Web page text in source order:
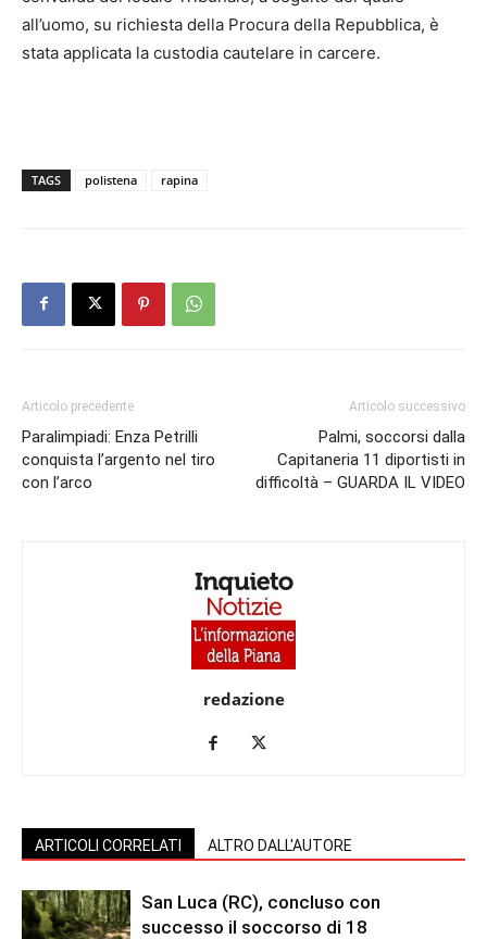
all’uomo, su richiesta della Procura della Repubblica, è
stata applicata la custodia cautelare in carcere.
TAGS polistena rapina
Articolo precedente
Paralimpiadi: Enza Petrilli
conquista l’argento nel tiro
con l’arco
Articolo successivo
Palmi, soccorsi dalla
Capitaneria 11 diportisti in
difficoltà – GUARDA IL VIDEO
redazione
ARTICOLI CORRELATI ALTRO DALL'AUTORE
San Luca (RC), concluso con
successo il soccorso di 18